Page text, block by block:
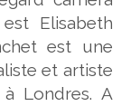
Elisabeth
est une
et artiste
Londres. A